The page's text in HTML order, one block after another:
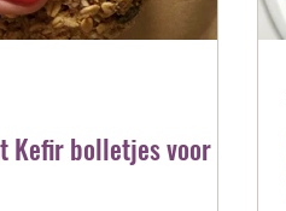
Kefir bolletjes voor